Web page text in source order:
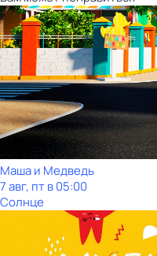
Маша и Медведь
7 авг, пт в 05:00
Солнце